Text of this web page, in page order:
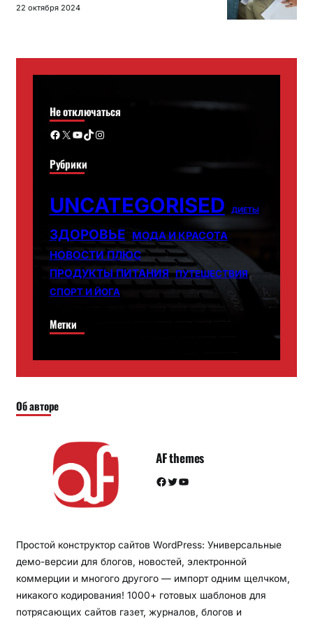
22 октября 2024
Не отключаться
Facebook X YouTube TikTok Instagram
Рубрики
UNCATEGORISED ДИЕТЫ
ЗДОРОВЬЕ МОДА И КРАСОТА
НОВОСТИ ПЛЮС
ПРОДУКТЫ ПИТАНИЯ ПУТЕШЕСТВИЯ
СПОРТ И ЙОГА
Метки
Об авторе
AF themes
Facebook Twitter YouTube
Простой конструктор сайтов WordPress: Универсальные
демо-версии для блогов, новостей, электронной
коммерции и многого другого — импорт одним щелчком,
никакого кодирования! 1000+ готовых шаблонов для
потрясающих сайтов газет, журналов, блогов и